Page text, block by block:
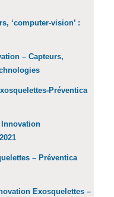
‘computer-vision’ :
– Capteurs,
Préventica
Innovation
– Préventica
Exosquelettes –